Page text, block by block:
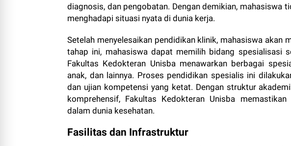
diagnosis, dan pengobatan. Dengan demikian, mahasiswa
menghadapi situasi nyata di dunia kerja.
Setelah menyelesaikan pendidikan klinik, mahasiswa akan
tahap ini, mahasiswa dapat memilih bidang spesialisasi
Fakultas Kedokteran Unisba menawarkan berbagai
anak, dan lainnya. Proses pendidikan spesialis ini
dan ujian kompetensi yang ketat. Dengan struktur
komprehensif, Fakultas Kedokteran Unisba
dalam dunia kesehatan.
Fasilitas dan Infrastruktur